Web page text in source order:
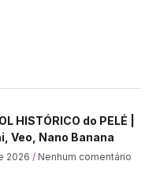
HISTÓRICO do PELÉ |
Veo, Nano Banana
2026 Nenhum comentário